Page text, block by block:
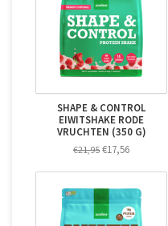
SHAPE & CONTROL
EIWITSHAKE RODE
VRUCHTEN (350 G)
€21,95 €17,56